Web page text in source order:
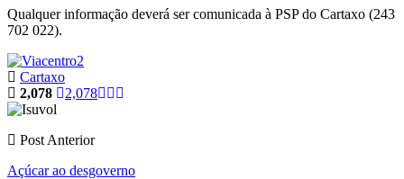
Qualquer informação deverá ser comunicada à PSP do Cartaxo (243
702 022).
Cartaxo
2,078
2,078
Post Anterior
Açúcar ao desgoverno